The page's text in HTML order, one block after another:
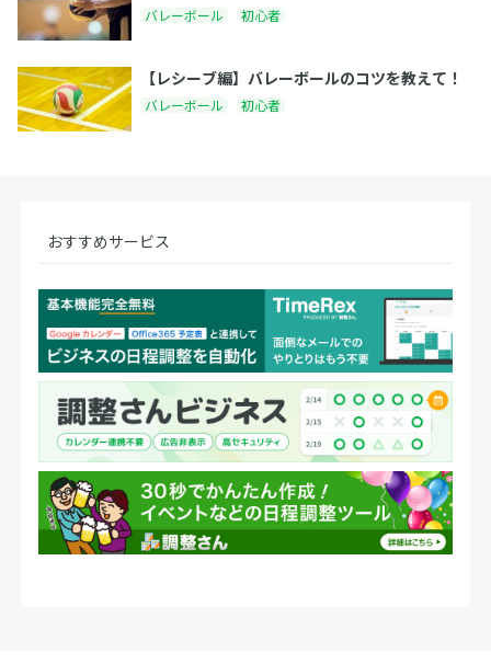
バレーボール 初心者
【レシーブ編】バレーボールのコツを教えて！
バレーボール 初心者
おすすめサービス